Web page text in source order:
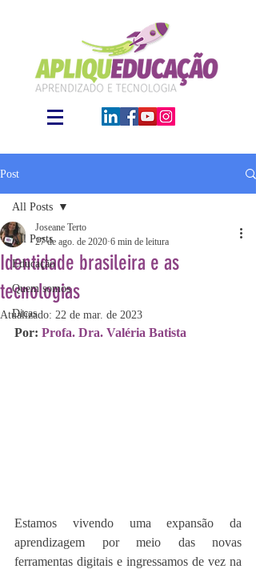
Post
All Posts
Educação
Quem somos
Dicas
All Posts
Identidade brasileira e as
tecnologias
Joseane Terto
27 de ago. de 2020 6 min de leitura
Atualizado: 22 de mar. de 2023
Por: Profa. Dra. Valéria Batista
Estamos vivendo uma expansão da
aprendizagem por meio das novas
ferramentas digitais e ingressamos de vez na